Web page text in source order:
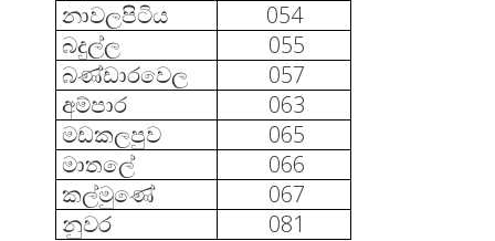
නාවලපිටිය
054
බදුල්ල
055
බණ්ඩාරවෙල
057
අම්පාර
063
මඩකලපුව
065
මාතලේ
066
කල්මුණේ
067
නුවර
081